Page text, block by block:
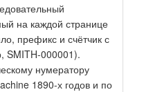
на каждой странице
префикс и счётчик с
SMITH-000001).
нумератору
1890-х годов и по